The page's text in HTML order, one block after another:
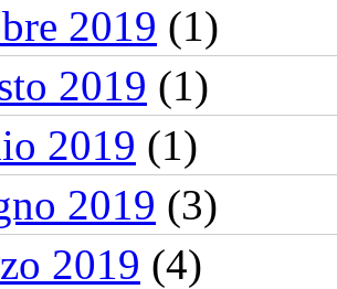
2019 (1)
2019 (1)
2019 (1)
2019 (3)
2019 (4)